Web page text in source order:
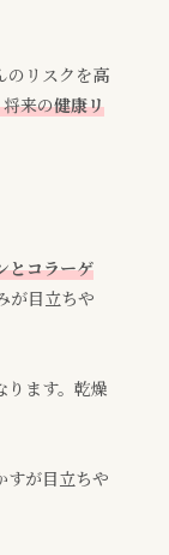
のリスクを高
来の健康リ
とコラーゲ
が目立ちや
ります。乾燥
すが目立ちや